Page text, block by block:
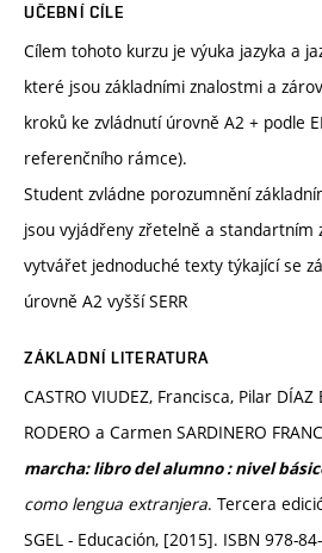
UČEBNÍ CÍLE
Cílem tohoto kurzu je výuka jazyka a
které jsou základními znalostmi a
kroků ke zvládnutí úrovně A2 + podle
referenčního rámce).
Student zvládne porozumnění
jsou vyjádřeny zřetelně a standartním
vytvářet jednoduché texty týkající se
úrovně A2 vyšší SERR
ZÁKLADNÍ LITERATURA
CASTRO VIUDEZ, Francisca, Pilar DÍAZ
RODERO a Carmen SARDINERO
marcha: libro del alumno : nivel
como lengua extranjera. Tercera
SGEL - Educación, [2015]. ISBN 978-